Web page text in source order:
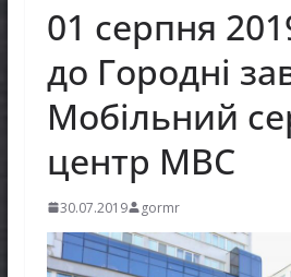
01 серпня
до Городні
Мобільний
центр МВС
30.07.2019 gormr